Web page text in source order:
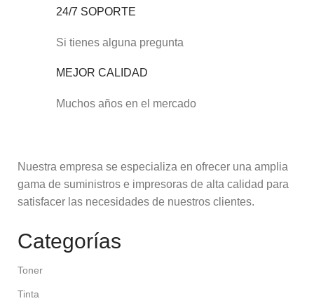
24/7 SOPORTE
Si tienes alguna pregunta
MEJOR CALIDAD
Muchos años en el mercado
Nuestra empresa se especializa en ofrecer una amplia
gama de suministros e impresoras de alta calidad para
satisfacer las necesidades de nuestros clientes.
Categorías
Toner
Tinta